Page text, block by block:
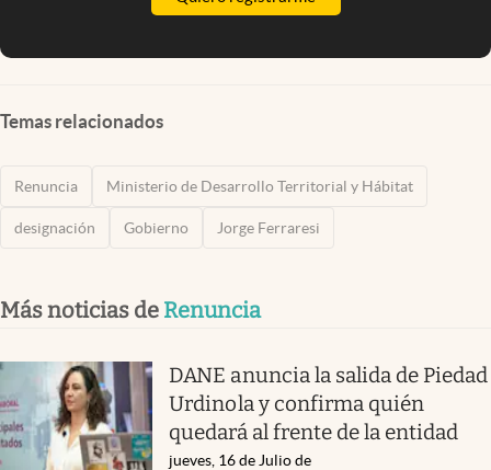
Temas relacionados
Renuncia Ministerio de Desarrollo Territorial y Hábitat
designación Gobierno Jorge Ferraresi
Más noticias de Renuncia
DANE anuncia la salida de Piedad
Urdinola y confirma quién
quedará al frente de la entidad
jueves, 16 de Julio de